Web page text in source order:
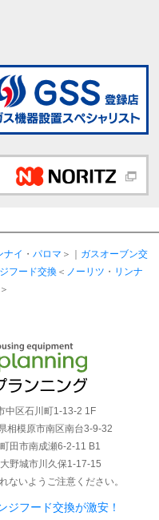
ナイ ・ パロマ ＞｜ ガスオーブン交
フード交換 ＜ ノーリツ ・ リンナ
＞
中区石川町1-13-2 1F
相模原市南区南台3-9-32
田市南成瀬6-2-11 B1
野城市川久保1-17-15
いようご注意ください。
ジフード交換が激安！